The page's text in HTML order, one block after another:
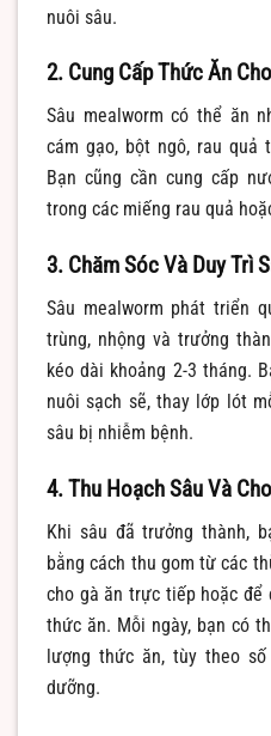
nuôi sâu.
2. Cung Cấp Thức Ăn
Sâu mealworm có thể ăn
cám gạo, bột ngô, rau quả
Bạn cũng cần cung cấp
trong các miếng rau quả
3. Chăm Sóc Và Duy Trì
Sâu mealworm phát triển
trùng, nhộng và trưởng
kéo dài khoảng 2-3 tháng.
nuôi sạch sẽ, thay lớp lót
sâu bị nhiễm bệnh.
4. Thu Hoạch Sâu Và
Khi sâu đã trưởng thành,
bằng cách thu gom từ các
cho gà ăn trực tiếp hoặc để
thức ăn. Mỗi ngày, bạn có
lượng thức ăn, tùy theo
dưỡng.